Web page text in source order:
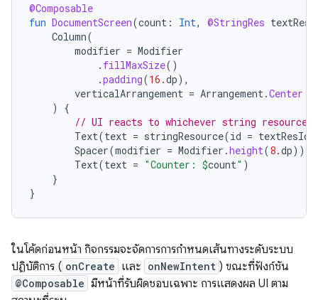
@Composable
fun DocumentScreen(count : Int, @StringRes
Column(
modifier = Modifier
. fillMaxSize()
.padding(16.dp),
verticalArrangement = Arrangement .Center
)
{
// UI reacts to whichever string resource ID
Text(text = stringResource(id = textResId
Spacer(modifier = Modifier .height(8.dp))
Text(text = "Counter: $count" )
}
}
ในโค้ดก่อนหน้า กิจกรรมจะจัดการการกำหนดเส้นทางระดับระบบ
ปฏิบัติการ ( onCreate และ onNewIntent ) ขณะที่ฟังก์ชัน
@Composable มีหน้าที่รับผิดชอบเฉพาะ การแสดงผล UI ตาม